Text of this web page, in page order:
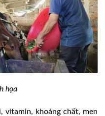
họa
vitamin, khoáng chất, men